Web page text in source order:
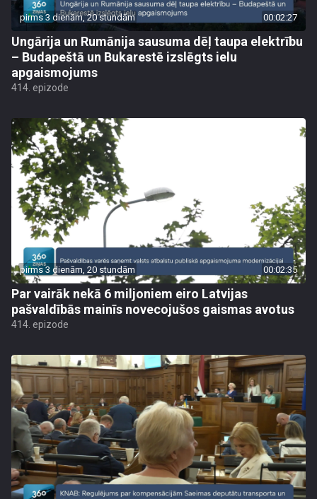
pirms 3 dienām, 20 stundām 00:02:27
Ungārija un Rumānija sausuma dēļ taupa elektrību
– Budapeštā un Bukarestē izslēgts ielu
apgaismojums
414. epizode
pirms 3 dienām, 20 stundām 00:02:35
Par vairāk nekā 6 miljoniem eiro Latvijas
pašvaldībās mainīs novecojušos gaismas avotus
414. epizode